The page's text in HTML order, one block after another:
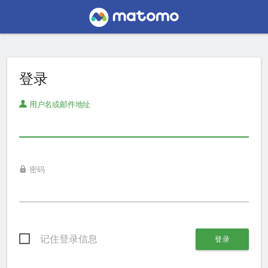
登录
用户名或邮件地址
密码
记住登录信息